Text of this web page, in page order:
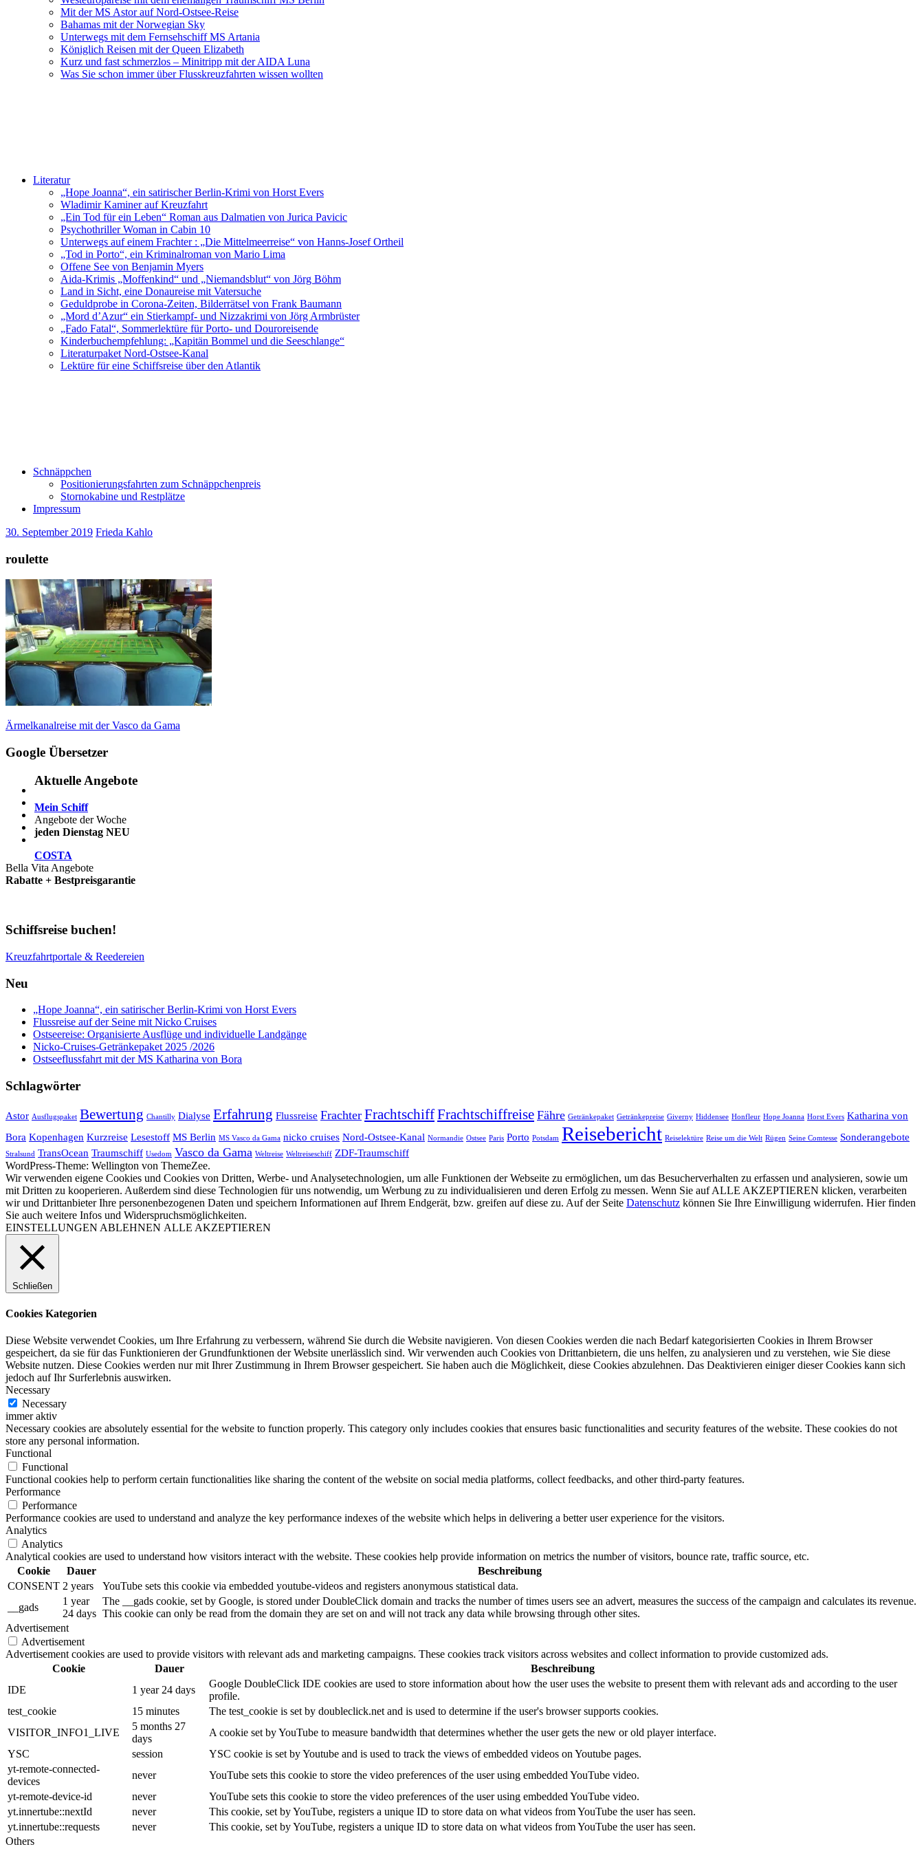
Mit der MS Astor auf Nord-Ostsee-Reise
Bahamas mit der Norwegian Sky
Unterwegs mit dem Fernsehschiff MS Artania
Königlich Reisen mit der Queen Elizabeth
Kurz und fast schmerzlos – Minitripp mit der AIDA Luna
Was Sie schon immer über Flusskreuzfahrten wissen wollten
Literatur
„Hope Joanna“, ein satirischer Berlin-Krimi von Horst Evers
Wladimir Kaminer auf Kreuzfahrt
„Ein Tod für ein Leben“ Roman aus Dalmatien von Jurica Pavicic
Psychothriller Woman in Cabin 10
Unterwegs auf einem Frachter : „Die Mittelmeerreise“ von Hanns-Josef Ortheil
„Tod in Porto“, ein Kriminalroman von Mario Lima
Offene See von Benjamin Myers
Aida-Krimis „Moffenkind“ und „Niemandsblut“ von Jörg Böhm
Land in Sicht, eine Donaureise mit Vatersuche
Geduldprobe in Corona-Zeiten, Bilderrätsel von Frank Baumann
„Mord d’Azur“ ein Stierkampf- und Nizzakrimi von Jörg Armbrüster
„Fado Fatal“, Sommerlektüre für Porto- und Douroreisende
Kinderbuchempfehlung: „Kapitän Bommel und die Seeschlange“
Literaturpaket Nord-Ostsee-Kanal
Lektüre für eine Schiffsreise über den Atlantik
Schnäppchen
Positionierungsfahrten zum Schnäppchenpreis
Stornokabine und Restplätze
Impressum
30. September 2019 Frieda Kahlo
roulette
Beitragsnavigation
Vorheriger
Ärmelkanalreise mit der Vasco da Gama
Google Übersetzer
Aktuelle Angebote
Mein Schiff
Angebote der Woche
jeden Dienstag NEU
COSTA
Bella Vita Angebote
Rabatte + Bestpreisgarantie
Schiffsreise buchen!
Kreuzfahrtportale & Reedereien
Neu
„Hope Joanna“, ein satirischer Berlin-Krimi von Horst Evers
Flussreise auf der Seine mit Nicko Cruises
Ostseereise: Organisierte Ausflüge und individuelle Landgänge
Nicko-Cruises-Getränkepaket 2025 /2026
Ostseeflussfahrt mit der MS Katharina von Bora
Schlagwörter
Astor Ausflugspaket Bewertung Chantilly Dialyse Erfahrung Flussreise Frachter FrachtschiffFrachtschiffreise Fähre Getränkepaket Getränkepreise Giverny Hiddensee Honfleur Hope Joanna Horst Evers Katharina von
Bora Kopenhagen Kurzreise Lesestoff MS Berlin MS Vasco da Gama nicko cruises Nord-Ostsee-Kanal Normandie Ostsee Paris Porto Potsdam Reisebericht Reiselektüre Reise um die Welt Rügen Seine Comtesse Sonderangebote
Stralsund TransOcean Traumschiff Usedom Vasco da Gama Weltreise Weltreiseschiff ZDF-Traumschiff
WordPress-Theme: Wellington von ThemeZee.
Wir verwenden eigene Cookies und Cookies von Dritten, Werbe- und Analysetechnologien, um alle Funktionen der Webseite zu ermöglichen, um das Besucherverhalten zu erfassen und analysieren, sowie um
mit Dritten zu kooperieren. Außerdem sind diese Technologien für uns notwendig, um Werbung zu zu individualisieren und deren Erfolg zu messen. Wenn Sie auf ALLE AKZEPTIEREN klicken, verarbeiten
wir und Drittanbieter Ihre personenbezogenen Daten und speichern Informationen auf Ihrem Endgerät, bzw. greifen auf diese zu. Auf der Seite Datenschutz können Sie Ihre Einwilligung widerrufen. Hier finden
Sie auch weitere Infos und Widerspruchsmöglichkeiten.
EINSTELLUNGEN ABLEHNEN ALLE AKZEPTIEREN
Schließen
Cookies Kategorien
Diese Website verwendet Cookies, um Ihre Erfahrung zu verbessern, während Sie durch die Website navigieren. Von diesen Cookies werden die nach Bedarf kategorisierten Cookies in Ihrem Browser
gespeichert, da sie für das Funktionieren der Grundfunktionen der Website unerlässlich sind. Wir verwenden auch Cookies von Drittanbietern, die uns helfen, zu analysieren und zu verstehen, wie Sie diese
Website nutzen. Diese Cookies werden nur mit Ihrer Zustimmung in Ihrem Browser gespeichert. Sie haben auch die Möglichkeit, diese Cookies abzulehnen. Das Deaktivieren einiger dieser Cookies kann sich
jedoch auf Ihr Surferlebnis auswirken.
Necessary
Necessary
immer aktiv
Necessary cookies are absolutely essential for the website to function properly. This category only includes cookies that ensures basic functionalities and security features of the website. These cookies do not
store any personal information.
Functional
Functional
Functional cookies help to perform certain functionalities like sharing the content of the website on social media platforms, collect feedbacks, and other third-party features.
Performance
Performance
Performance cookies are used to understand and analyze the key performance indexes of the website which helps in delivering a better user experience for the visitors.
Analytics
Analytics
Analytical cookies are used to understand how visitors interact with the website. These cookies help provide information on metrics the number of visitors, bounce rate, traffic source, etc.
Cookie
Dauer
Beschreibung
CONSENT 2 years
YouTube sets this cookie via embedded youtube-videos and registers anonymous statistical data.
__gads
1 year
24 days
The __gads cookie, set by Google, is stored under DoubleClick domain and tracks the number of times users see an advert, measures the success of the campaign and calculates its revenue.
This cookie can only be read from the domain they are set on and will not track any data while browsing through other sites.
Advertisement
Advertisement
Advertisement cookies are used to provide visitors with relevant ads and marketing campaigns. These cookies track visitors across websites and collect information to provide customized ads.
Cookie
Dauer
Beschreibung
IDE
1 year 24 days
Google DoubleClick IDE cookies are used to store information about how the user uses the website to present them with relevant ads and according to the user
profile.
test_cookie
15 minutes
The test_cookie is set by doubleclick.net and is used to determine if the user's browser supports cookies.
VISITOR_INFO1_LIVE
5 months 27
days
A cookie set by YouTube to measure bandwidth that determines whether the user gets the new or old player interface.
YSC
session
YSC cookie is set by Youtube and is used to track the views of embedded videos on Youtube pages.
yt-remote-connected-
devices
never
YouTube sets this cookie to store the video preferences of the user using embedded YouTube video.
yt-remote-device-id
never
YouTube sets this cookie to store the video preferences of the user using embedded YouTube video.
yt.innertube::nextId
never
This cookie, set by YouTube, registers a unique ID to store data on what videos from YouTube the user has seen.
yt.innertube::requests
never
This cookie, set by YouTube, registers a unique ID to store data on what videos from YouTube the user has seen.
Others